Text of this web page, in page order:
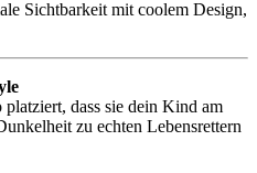
Sichtbarkeit mit coolem Design,
dass sie dein Kind am
zu echten Lebensrettern